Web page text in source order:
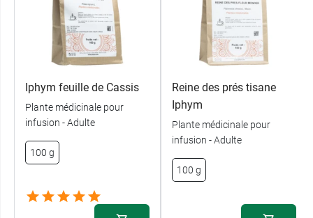
Iphym feuille de Cassis
Plante médicinale pour
infusion - Adulte
100 g
Reine des prés tisane
Iphym
Plante médicinale pour
infusion - Adulte
100 g